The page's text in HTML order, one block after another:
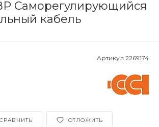
Саморегулирующийся
кабель
Артикул 2269174
СРАВНИТЬ ОТЛОЖИТЬ